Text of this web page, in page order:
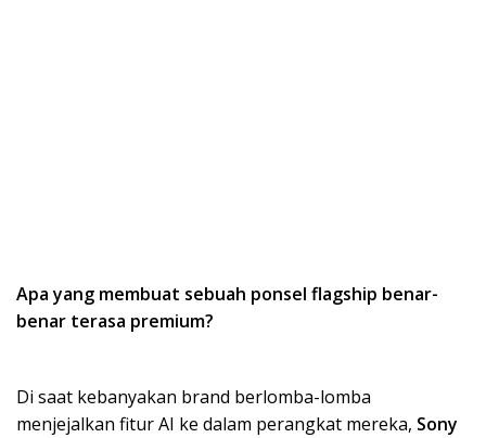
Apa yang membuat sebuah ponsel flagship benar-
benar terasa premium?
Di saat kebanyakan brand berlomba-lomba
menjejalkan fitur AI ke dalam perangkat mereka, Sony